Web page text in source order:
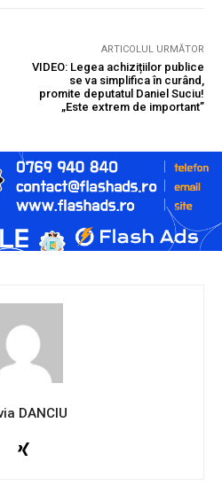
ARTICOLUL URMĂTOR
VIDEO: Legea achizițiilor publice
se va simplifica în curând,
promite deputatul Daniel Suciu!
„Este extrem de important”
DANCIU